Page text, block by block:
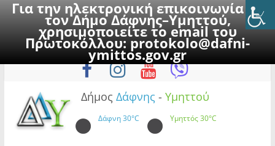
Για την ηλεκτρονική επικοινωνία με
τον Δήμο Δάφνης–Υμηττού,
χρησιμοποιείτε το email του
Πρωτοκόλλου:protokolo@dafni-
ymittos.gov.gr
to
Πέμπτη, 6 Αυγούστου 2026
Δήμος Δάφνης - Υμηττού
Δάφνη30°C Υμηττός30°C